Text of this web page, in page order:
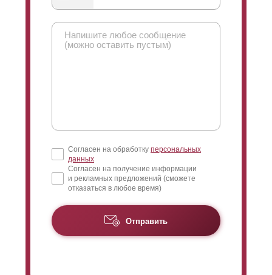
Согласен на обработку персональных
данных
Согласен на получение информации
и рекламных предложений (сможете
отказаться в любое время)
Отправить